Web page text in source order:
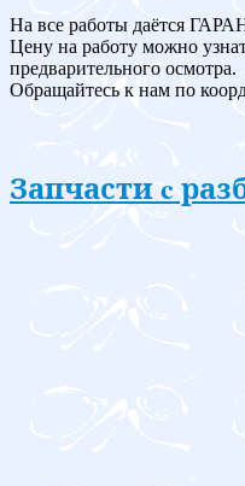
На все работы даётся
Цену на работу можно
предварительного осмотра.
Обращайтесь к нам по
Запчасти c